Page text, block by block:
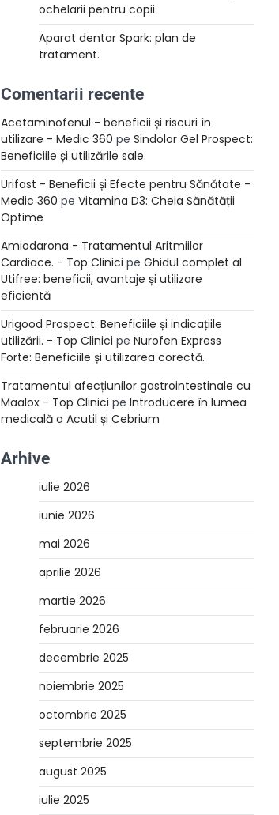
ochelarii pentru copii
Aparat dentar Spark: plan de
tratament.
Comentarii recente
Acetaminofenul - beneficii și riscuri în
utilizare - Medic 360 pe Sindolor Gel Prospect:
Beneficiile și utilizările sale.
Urifast - Beneficii și Efecte pentru Sănătate -
Medic 360 pe Vitamina D3: Cheia Sănătății
Optime
Amiodarona - Tratamentul Aritmiilor
Cardiace. - Top Clinici pe Ghidul complet al
Utifree: beneficii, avantaje și utilizare
eficientă
Urigood Prospect: Beneficiile și indicațiile
utilizării. - Top Clinici pe Nurofen Express
Forte: Beneficiile și utilizarea corectă.
Tratamentul afecțiunilor gastrointestinale cu
Maalox - Top Clinici pe Introducere în lumea
medicală a Acutil și Cebrium
Arhive
iulie 2026
iunie 2026
mai 2026
aprilie 2026
martie 2026
februarie 2026
decembrie 2025
noiembrie 2025
octombrie 2025
septembrie 2025
august 2025
iulie 2025